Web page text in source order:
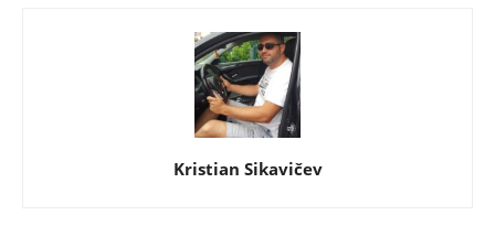
Kristian Sikavičev